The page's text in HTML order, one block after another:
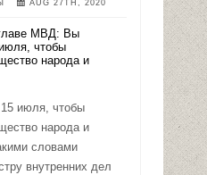
AUG 27TH, 2020
июля, чтобы
народа и
словами
внутренних дел